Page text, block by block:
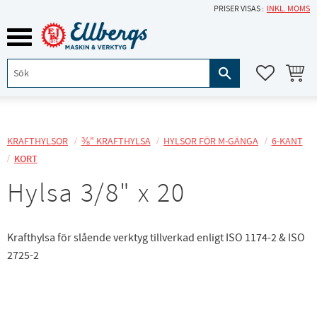
Meny
PRISER VISAS INKL. MOMS
KRAFTHYLSOR ⅜" KRAFTHYLSA HYLSOR FÖR M-GÄNGA
6-KANT
KORT
Hylsa 3/8" x 20
Krafthylsa för slående verktyg tillverkad enligt ISO 1174-2 & ISO
2725-2